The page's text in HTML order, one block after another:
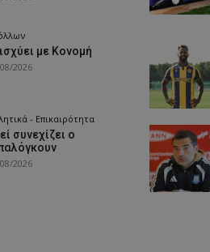
με Κονομή
2026
- Επικαιρότητα
συνεχίζει ο
2026